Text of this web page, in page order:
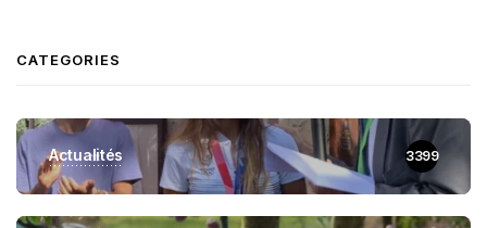
CATEGORIES
Actualités 3399